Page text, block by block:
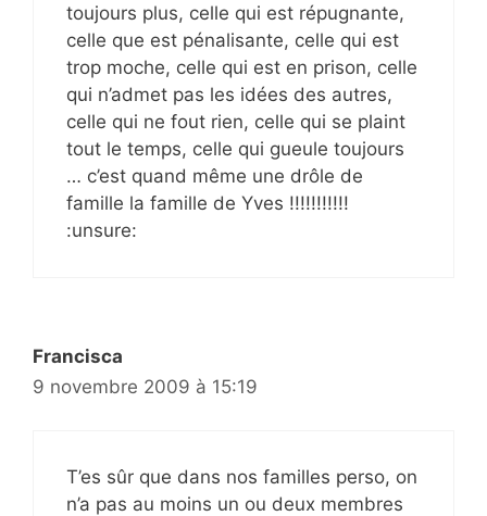
toujours plus, celle qui est répugnante,
celle que est pénalisante, celle qui est
trop moche, celle qui est en prison, celle
qui n’admet pas les idées des autres,
celle qui ne fout rien, celle qui se plaint
tout le temps, celle qui gueule toujours
… c’est quand même une drôle de
famille la famille de Yves !!!!!!!!!!!
:unsure:
Francisca
9 novembre 2009 à 15:19
T’es sûr que dans nos familles perso, on
n’a pas au moins un ou deux membres